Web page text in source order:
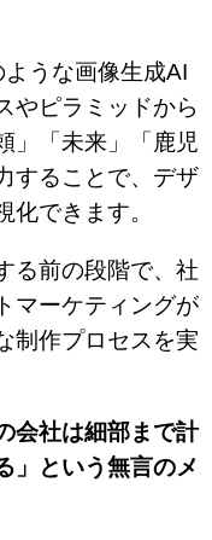
うな画像生成AI
やピラミッドから
」「未来」「鹿児
することで、デザ
できます。
る前の段階で、社
マーケティングが
制作プロセスを実
会社は細部まで計
」という無言のメ